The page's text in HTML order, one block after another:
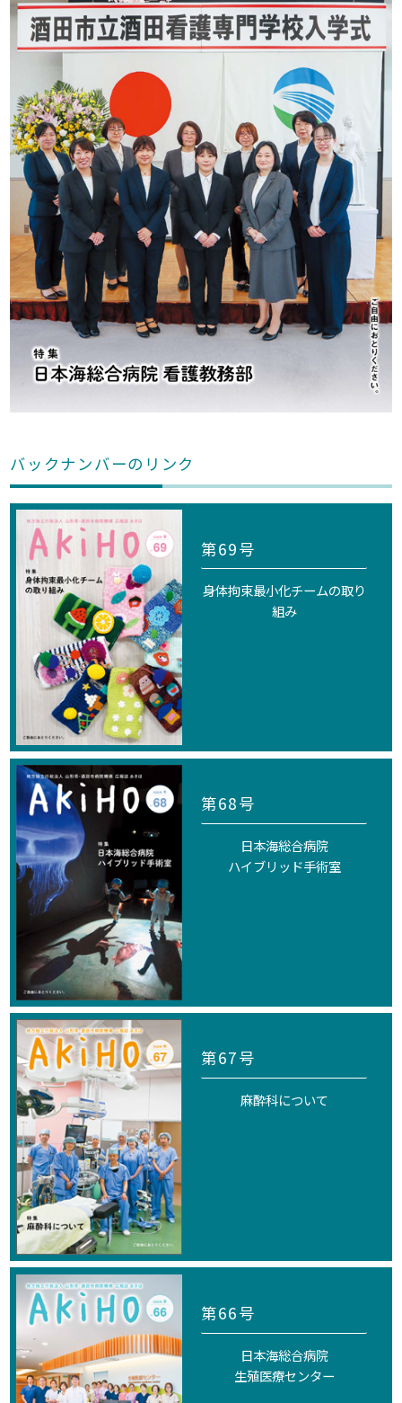
バックナンバーのリンク
第69号
身体拘束最小化チームの取り
組み
第68号
日本海総合病院
ハイブリッド手術室
第67号
麻酔科について
第66号
日本海総合病院
生殖医療センター